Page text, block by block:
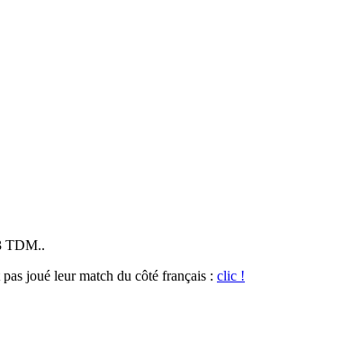
TDM..
joué leur match du côté français : clic !